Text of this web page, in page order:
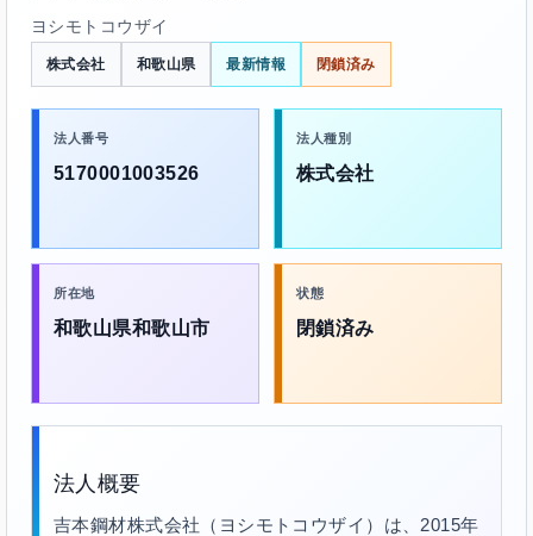
ヨシモトコウザイ
株式会社 和歌山県 最新情報 閉鎖済み
法人番号
5170001003526
法人種別
株式会社
所在地
和歌山県和歌山市
状態
閉鎖済み
法人概要
吉本鋼材株式会社（ヨシモトコウザイ）は、2015年